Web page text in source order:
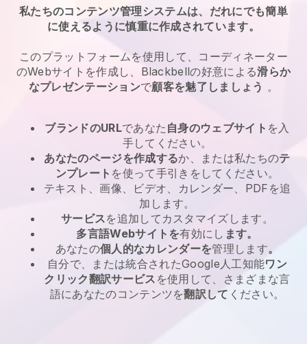
私たちのコンテンツ管理システムは、だれにでも簡単
に使えるように慎重に作成されています。
このプラットフォームを使用して、コーディネーター
のWebサイトを作成し、Blackbellの好意による滑らか
なプレゼンテーションで顧客を魅了しましょう 。
ブランドのURLであなた 自身のウェブサイト を入
手してください。
あなたのページを作成するか、または私たちのテ
ンプレート を使って手引きをしてください。
テキスト、画像、ビデオ、カレンダー、PDFを追
加します。
サービスを追加してカスタマイズします。
多言語Webサイトを有効にし ます。
あなたの個人的なカレンダーを管理します。
自分で、または統合されたGoogle人工知能ワン
クリック翻訳サービス を使用して、さまざまな言
語にあなたのコンテンツを翻訳して ください。